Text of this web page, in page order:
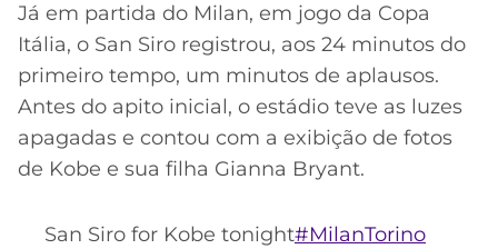
Já em partida do Milan, em jogo da Copa
Itália, o San Siro registrou, aos 24 minutos do
primeiro tempo, um minutos de aplausos.
Antes do apito inicial, o estádio teve as luzes
apagadas e contou com a exibição de fotos
de Kobe e sua filha Gianna Bryant.
San Siro for Kobe tonight#MilanTorino